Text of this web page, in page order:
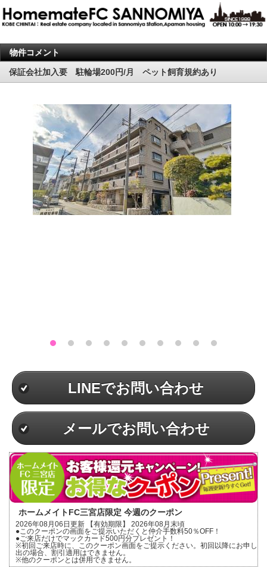
物件コメント
保証会社加入要 駐輪場200円/月 ペット飼育規約あり
LINEでお問い合わせ
メールでお問い合わせ
ホームメイトFC三宮店限定 今週のクーポン
2026年08月06日更新 【有効期限】 2026年08月末頃
●このクーポンの画面をご提示いただくと仲介手数料50％OFF！
●ご来店だけでマックカード500円分プレゼント！
※初回ご来店時に、このクーポン画面をご提示ください。初回以降にお申し
出の場合、割引適用はできません。
※他のクーポンとは併用できません。